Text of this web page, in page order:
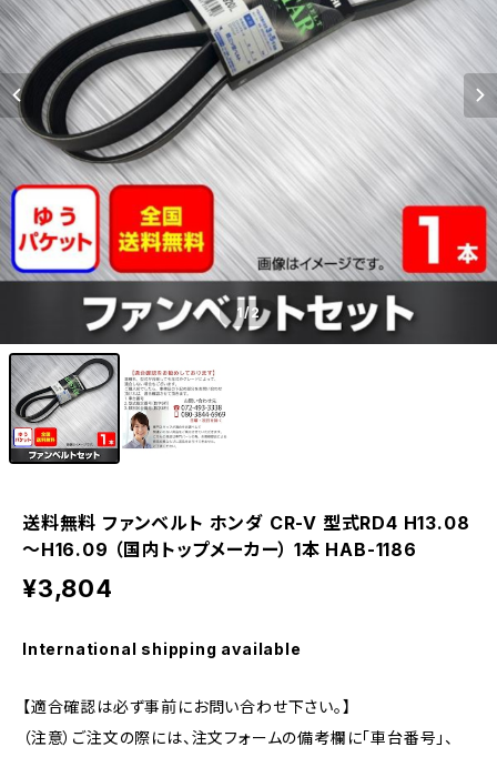
1/2
送料無料 ファンベルト ホンダ CR-V 型式RD4 H13.08
～H16.09 （国内トップメーカー） 1本 HAB-1186
¥3,804
International shipping available
【適合確認は必ず事前にお問い合わせ下さい。】
（注意）ご注文の際には、注文フォームの備考欄に「車台番号」、